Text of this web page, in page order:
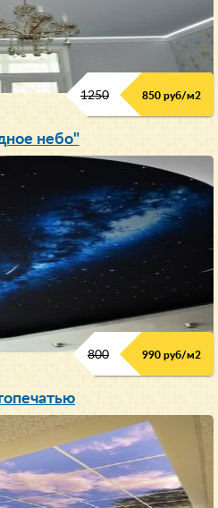
1250 850 руб/м2
небо"
800 990 руб/м2